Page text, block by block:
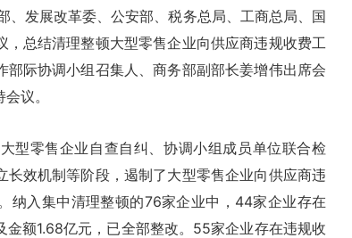
发展改革委、公安部、税务总局、工商总局、国
总结清理整顿大型零售企业向供应商违规收费工
际协调小组召集人、商务部副部长姜增伟出席会
议。
零售企业自查自纠、协调小组成员单位联合检
效机制等阶段，遏制了大型零售企业向供应商违
纳入集中清理整顿的76家企业中，44家企业存在
额1.68亿元，已全部整改。55家企业存在违规收